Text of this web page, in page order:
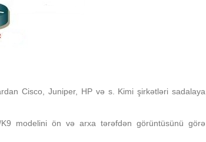
Cisco, Juniper, HP və s. Kimi şirkətləri sadalaya
K9 modelini ön və arxa tərəfdən görüntüsünü görə